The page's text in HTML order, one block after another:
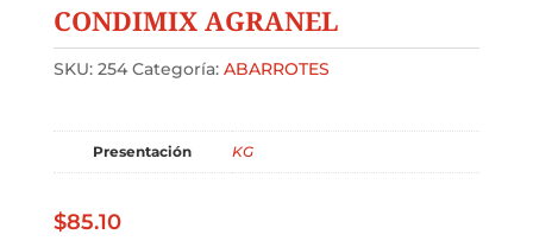
CONDIMIX AGRANEL
SKU: 254 Categoría: ABARROTES
Presentación KG
$85.10